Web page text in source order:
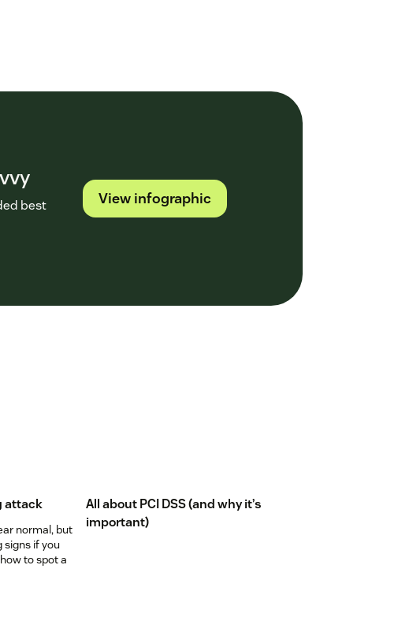
best
View infographic
attack
normal, but
signs if you
to spot a
All about PCI DSS (and why it’s
important)